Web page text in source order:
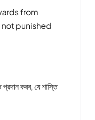
from
not punished
করব, যে শাস্তি